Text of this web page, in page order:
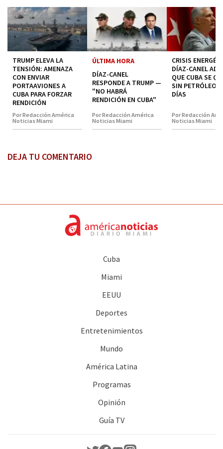
TRUMP ELEVA LA
TENSIÓN: AMENAZA
CON ENVIAR
PORTAAVIONES A
CUBA PARA FORZAR
RENDICIÓN
Por Redacción América
Noticias Miami
ÚLTIMA HORA
DÍAZ-CANEL
RESPONDE A TRUMP —
"NO HABRÁ
RENDICIÓN EN CUBA"
Por Redacción América
Noticias Miami
CRISIS
DÍAZ-CANEL
QUE CUBA SE
SIN PETRÓLEO
DÍAS
Por Redacción
Noticias Miami
DEJA TU COMENTARIO
Cuba
Miami
EEUU
Deportes
Entretenimientos
Mundo
América Latina
Programas
Opinión
Guía TV